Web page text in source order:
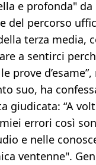
e profonda"
del percorso
terza media,
a sentirci
prove d’esame”,
suo, ha
giudicata: “A
errori così
e nelle
ventenne".